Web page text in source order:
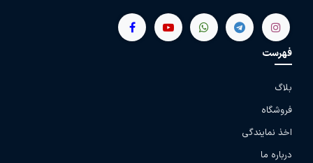
فهرست
بلاگ
فروشگاه
اخذ نمایندگی
درباره ما